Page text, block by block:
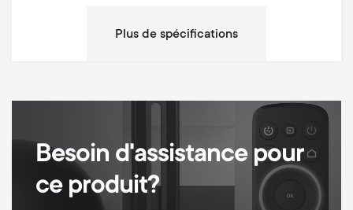
Matériaux de montage inclus
10 ans de garantie
Besoin d'assistance pour
ce produit?